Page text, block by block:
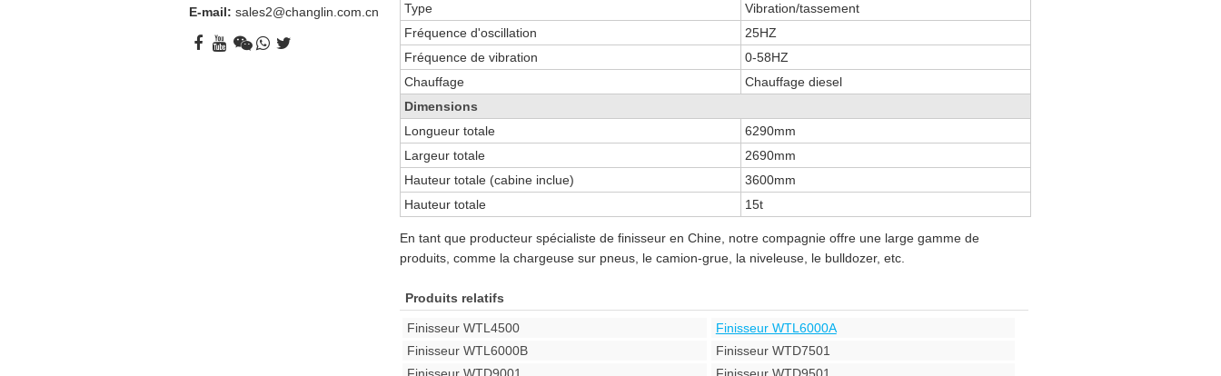
Type
Vibration/tassement
Fréquence d'oscillation
25HZ
Fréquence de vibration
0-58HZ
Chauffage
Chauffage diesel
Dimensions
Longueur totale
6290mm
Largeur totale
2690mm
Hauteur totale (cabine inclue)
3600mm
Hauteur totale
15t
En tant que producteur spécialiste de finisseur en Chine, notre compagnie offre une large gamme de
produits, comme la chargeuse sur pneus, le camion-grue, la niveleuse, le bulldozer, etc.
Produits relatifs
Finisseur WTL4500
Finisseur WTL6000A
Finisseur WTL6000B
Finisseur WTD7501
E-mail:sales2@changlin.com.cn